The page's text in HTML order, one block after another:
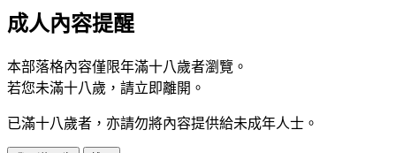
成人內容提醒
本部落格內容僅限年滿十八歲者瀏覽。
若您未滿十八歲，請立即離開。
已滿十八歲者，亦請勿將內容提供給未成年人士。